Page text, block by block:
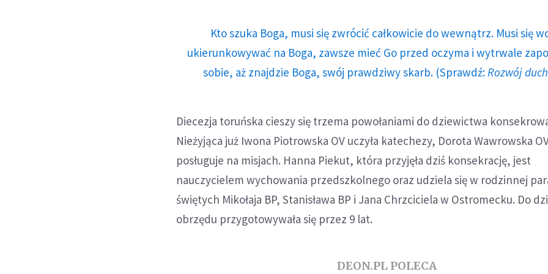
Kto szuka Boga, musi się zwrócić całkowicie do wewnątrz. Musi się
ukierunkowywać na Boga, zawsze mieć Go przed oczyma i wytrwale
sobie, aż znajdzie Boga, swój prawdziwy skarb. (Sprawdź: Rozwój
Diecezja toruńska cieszy się trzema powołaniami do dziewictwa
Nieżyjąca już Iwona Piotrowska OV uczyła katechezy, Dorota Wawrowska
posługuje na misjach. Hanna Piekut, która przyjęła dziś konsekrację, jest
nauczycielem wychowania przedszkolnego oraz udziela się w rodzinnej
świętych Mikołaja BP, Stanisława BP i Jana Chrzciciela w Ostromecku. Do
obrzędu przygotowywała się przez 9 lat.
DEON.PL POLECA